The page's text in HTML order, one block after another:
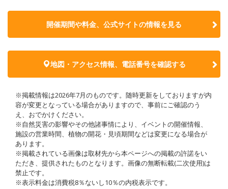
開催期間や料金、公式サイトの情報を見る
地図・アクセス情報、電話番号を確認する
※掲載情報は2026年7月のものです。随時更新をしておりますが内
容が変更となっている場合がありますので、事前にご確認のう
え、おでかけください。
※自然災害の影響やその他諸事情により、イベントの開催情報、
施設の営業時間、植物の開花・見頃期間などは変更になる場合が
あります。
※掲載されている画像は取材先から本ページへの掲載の許諾をい
ただき、提供されたものとなります。画像の無断転載(二次使用)は
禁止です。
※表示料金は消費税8％ないし10％の内税表示です。